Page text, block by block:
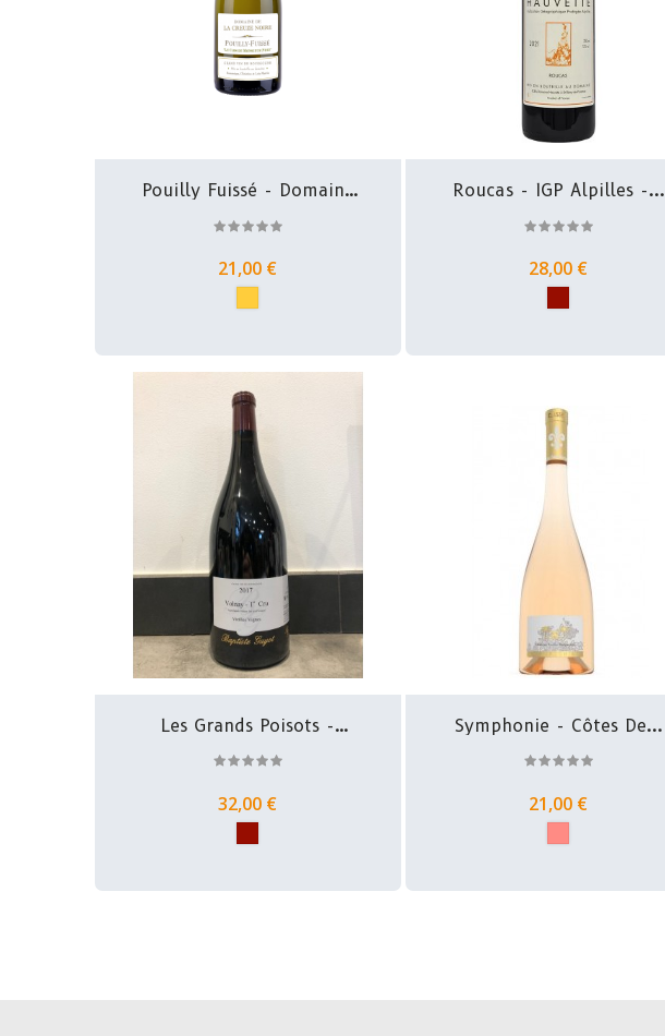
Pouilly Fuissé - Domaine
21,00 €
Roucas - IGP Alpilles -...
28,00 €
Les Grands Poisots -
32,00 €
Symphonie - Côtes De...
21,00 €